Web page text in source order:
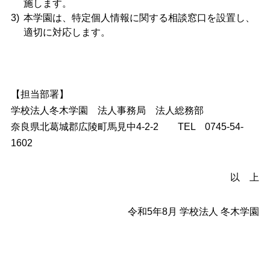
施します。
本学園は、特定個人情報に関する相談窓口を設置し、
適切に対応します。
【担当部署】
学校法人冬木学園 法人事務局 法人総務部
奈良県北葛城郡広陵町馬見中4-2-2 TEL 0745-54-
1602
以 上
令和5年8月 学校法人 冬木学園